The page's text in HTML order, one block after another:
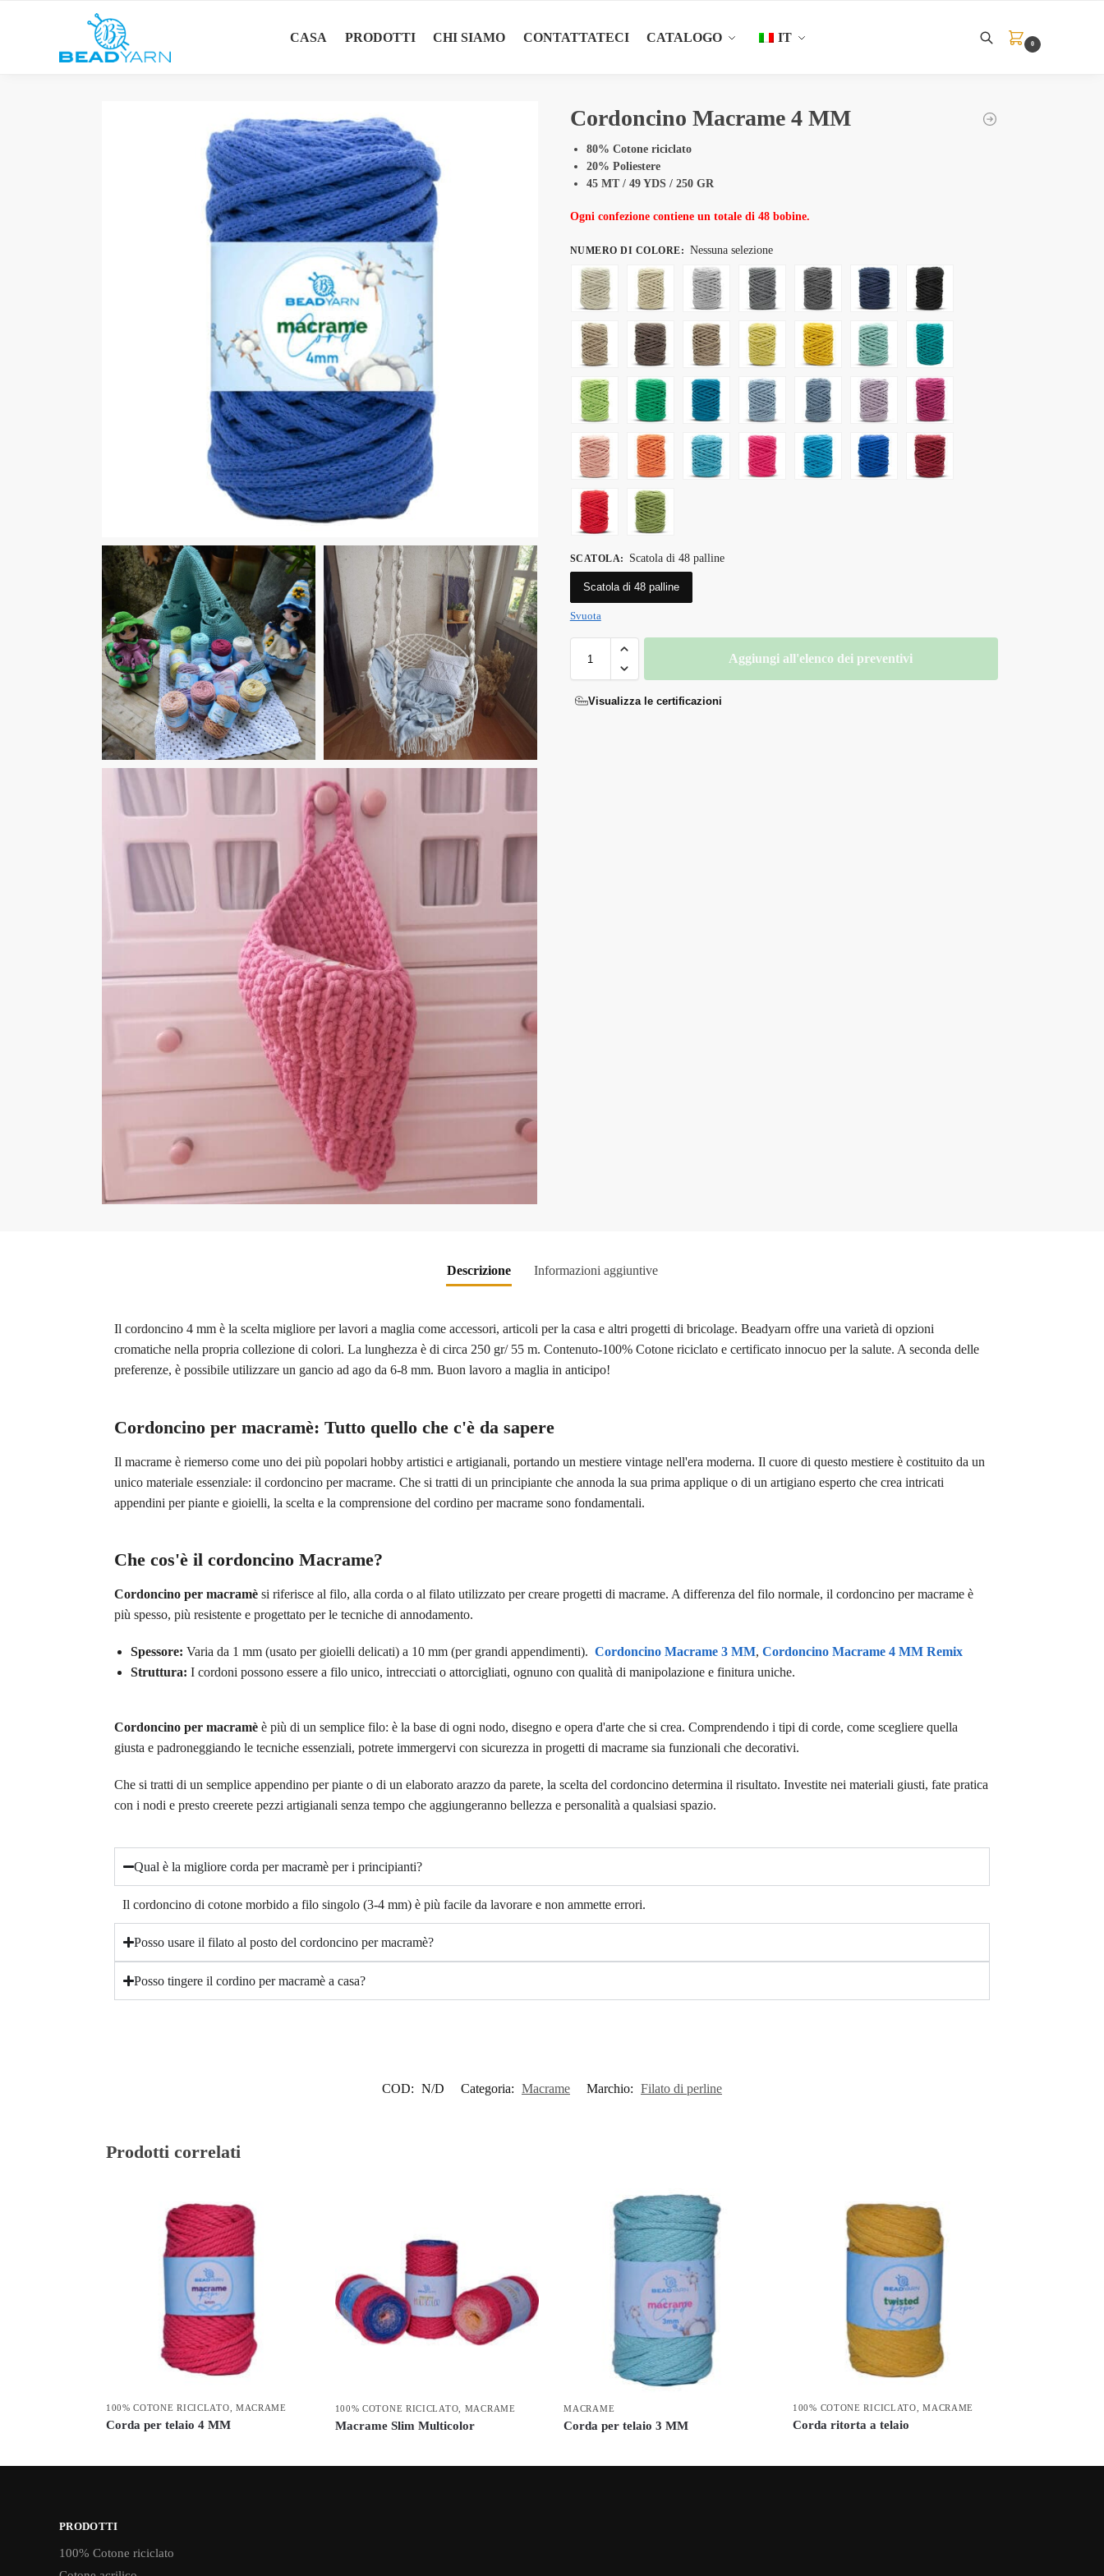
CASA PRODOTTI CHI SIAMO CONTATTATECI CATALOGO IT 0
Cordoncino Macrame 4 MM
80% Cotone riciclato
20% Poliestere
45 MT / 49 YDS / 250 GR
Ogni confezione contiene un totale di 48 bobine.
NUMERO DI COLORE: Nessuna selezione
SCATOLA: Scatola di 48 palline
Scatola di 48 palline
Svuota
Aggiungi all'elenco dei preventivi
Visualizza le certificazioni
Descrizione Informazioni aggiuntive
Il cordoncino 4 mm è la scelta migliore per lavori a maglia come accessori, articoli per la casa e altri progetti di bricolage. Beadyarn offre una varietà di opzioni
cromatiche nella propria collezione di colori. La lunghezza è di circa 250 gr/ 55 m. Contenuto-100% Cotone riciclato e certificato innocuo per la salute. A seconda delle
preferenze, è possibile utilizzare un gancio ad ago da 6-8 mm. Buon lavoro a maglia in anticipo!
Cordoncino per macramè: Tutto quello che c'è da sapere
Il macrame è riemerso come uno dei più popolari hobby artistici e artigianali, portando un mestiere vintage nell'era moderna. Il cuore di questo mestiere è costituito da un
unico materiale essenziale: il cordoncino per macrame. Che si tratti di un principiante che annoda la sua prima applique o di un artigiano esperto che crea intricati
appendini per piante e gioielli, la scelta e la comprensione del cordino per macrame sono fondamentali.
Che cos'è il cordoncino Macrame?
Cordoncino per macramèsi riferisce al filo, alla corda o al filato utilizzato per creare progetti di macrame. A differenza del filo normale, il cordoncino per macrame è
più spesso, più resistente e progettato per le tecniche di annodamento.
Spessore: Varia da 1 mm (usato per gioielli delicati) a 10 mm (per grandi appendimenti). Cordoncino Macrame 3 MM, Cordoncino Macrame 4 MM Remix
Struttura: I cordoni possono essere a filo unico, intrecciati o attorcigliati, ognuno con qualità di manipolazione e finitura uniche.
Cordoncino per macramèè più di un semplice filo: è la base di ogni nodo, disegno e opera d'arte che si crea. Comprendendo i tipi di corde, come scegliere quella
giusta e padroneggiando le tecniche essenziali, potrete immergervi con sicurezza in progetti di macrame sia funzionali che decorativi.
Che si tratti di un semplice appendino per piante o di un elaborato arazzo da parete, la scelta del cordoncino determina il risultato. Investite nei materiali giusti, fate pratica
con i nodi e presto creerete pezzi artigianali senza tempo che aggiungeranno bellezza e personalità a qualsiasi spazio.
Qual è la migliore corda per macramè per i principianti?
Il cordoncino di cotone morbido a filo singolo (3-4 mm) è più facile da lavorare e non ammette errori.
Posso usare il filato al posto del cordoncino per macramè?
Posso tingere il cordino per macramè a casa?
COD: N/D Categoria: Macrame Marchio: Filato di perline
Prodotti correlati
100% COTONE RICICLATO MACRAME
Corda per telaio 4 MM
100% COTONE RICICLATO MACRAME
Macrame Slim Multicolor
MACRAME
Corda per telaio 3 MM
100% COTONE RICICLATO ,MACRAME
Corda ritorta a telaio
PRODOTTI
100% Cotone riciclato